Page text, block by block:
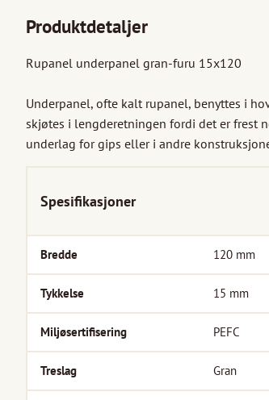
Produktdetaljer
Rupanel underpanel gran-furu 15x120
Underpanel, ofte kalt rupanel, benyttes i
skjøtes i lengderetningen fordi det er frest
underlag for gips eller i andre
Spesifikasjoner
Bredde 120 mm
Tykkelse 15 mm
Miljøsertifisering PEFC
Treslag Gran